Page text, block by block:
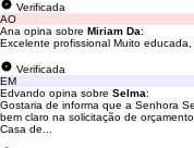
Verificada
AO
Ana opina sobre Miriam Da:
Excelente profissional Muito
Verificada
EM
Edvando opina sobre Selma:
Gostaria de informa que a Senhora
bem claro na solicitação de
Casa de...